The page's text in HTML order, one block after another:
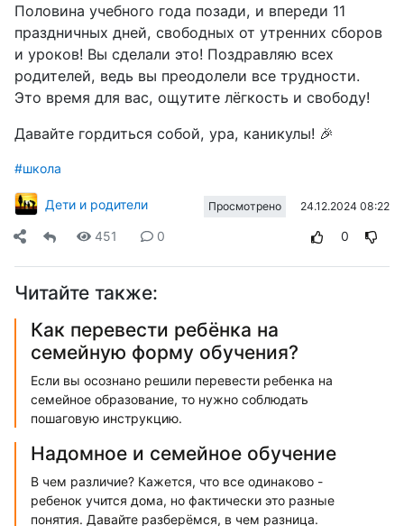
Половина учебного года позади, и впереди 11
праздничных дней, свободных от утренних сборов
и уроков! Вы сделали это! Поздравляю всех
родителей, ведь вы преодолели все трудности.
Это время для вас, ощутите лёгкость и свободу!
Давайте гордиться собой, ура, каникулы! 🎉
#школа
Дети и родители Просмотрено 24.12.2024 08:22
451 0 0
Читайте также:
Как перевести ребёнка на
семейную форму обучения?
Если вы осознано решили перевести ребенка на
семейное образование, то нужно соблюдать
пошаговую инструкцию.
Надомное и семейное обучение
В чем различие? Кажется, что все одинаково -
ребенок учится дома, но фактически это разные
понятия. Давайте разберёмся, в чем разница.